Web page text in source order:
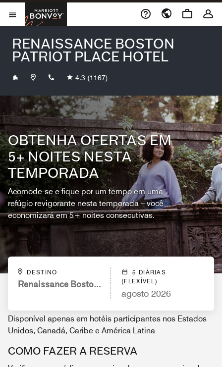
Skip to Content
Abrir menu
Marriott Bonvoy
RENAISSANCE BOSTON
PATRIOT PLACE HOTEL
+15085435500
4.3 (1167)
OBTENHA OFERTAS EM
5+ NOITES NESTA
TEMPORADA
Acomode-se e fique por um tempo em uma
refúgio revigorante nesta temporada – você
economizará em 5+ noites consecutivas.
DESTINO
Renaissance Boston Patriot Place Hotel
5 DIÁRIAS
(FLEXÍVEL)
agosto 2026
Disponível apenas em hotéis participantes nos Estados
Unidos, Canadá, Caribe e América Latina
COMO FAZER A RESERVA